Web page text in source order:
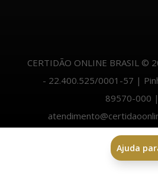
CERTIDÃO ONLINE BRASIL ©
- 22.400.525/0001-57 |
89570-000 |
Ajuda